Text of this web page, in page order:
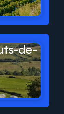
de-